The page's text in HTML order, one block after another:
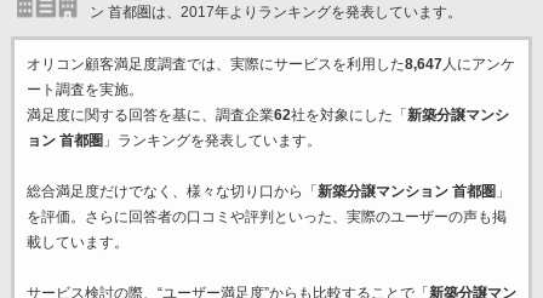
ン 首都圏は、2017年よりランキングを発表しています。
オリコン顧客満足度調査では、実際にサービスを利用した8,647人にアンケ
ート調査を実施。
満足度に関する回答を基に、調査企業62社を対象にした「 新築分譲マンシ
ョン 首都圏 」ランキングを発表しています。
総合満足度だけでなく、様々な切り口から「 新築分譲マンション 首都圏 」
を評価。さらに回答者の口コミや評判といった、実際のユーザーの声も掲
載しています。
サービス検討の際、“ユーザー満足度”からも比較することで「 新築分譲マン